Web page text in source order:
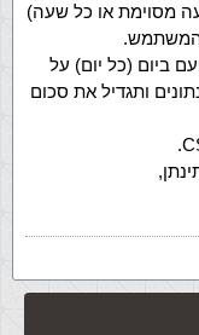
מסוימת או כל שעה)
המשתמש.
ביום (כל יום) על
ותגדיל את סכום